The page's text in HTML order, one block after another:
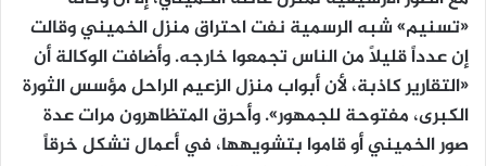
«تسنيم» شبه الرسمية نفت احتراق منزل الخميني وقالت
إن عدداً قليلاً من الناس تجمعوا خارجه. وأضافت الوكالة أن
«التقارير كاذبة، لأن أبواب منزل الزعيم الراحل مؤسس الثورة
الكبرى، مفتوحة للجمهور». وأحرق المتظاهرون مرات عدة
صور الخميني أو قاموا بتشويهها، في أعمال تشكل خرقاً